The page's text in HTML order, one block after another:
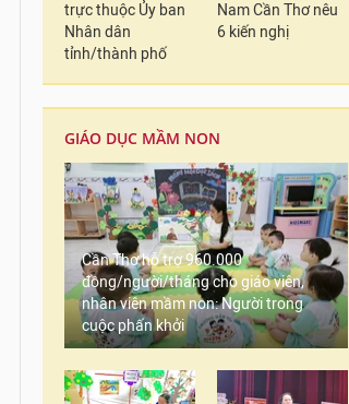
trực thuộc Ủy ban
Nhân dân
tỉnh/thành phố
Nam Cần Thơ nêu
6 kiến nghị
GIÁO DỤC MẦM NON
Cần Thơ hỗ trợ 960.000
đồng/người/tháng cho giáo viên,
nhân viên mầm non: Người trong
cuộc phấn khởi